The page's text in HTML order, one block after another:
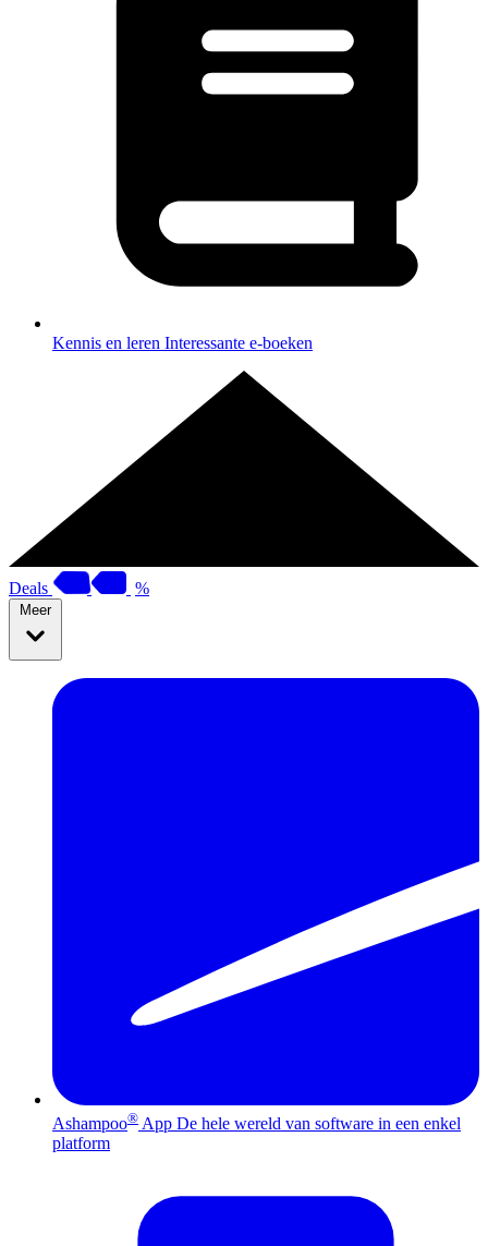
Kennis en leren Interessante e-boeken
Deals %
Meer
Ashampoo® App De hele wereld van software in een enkel
platform